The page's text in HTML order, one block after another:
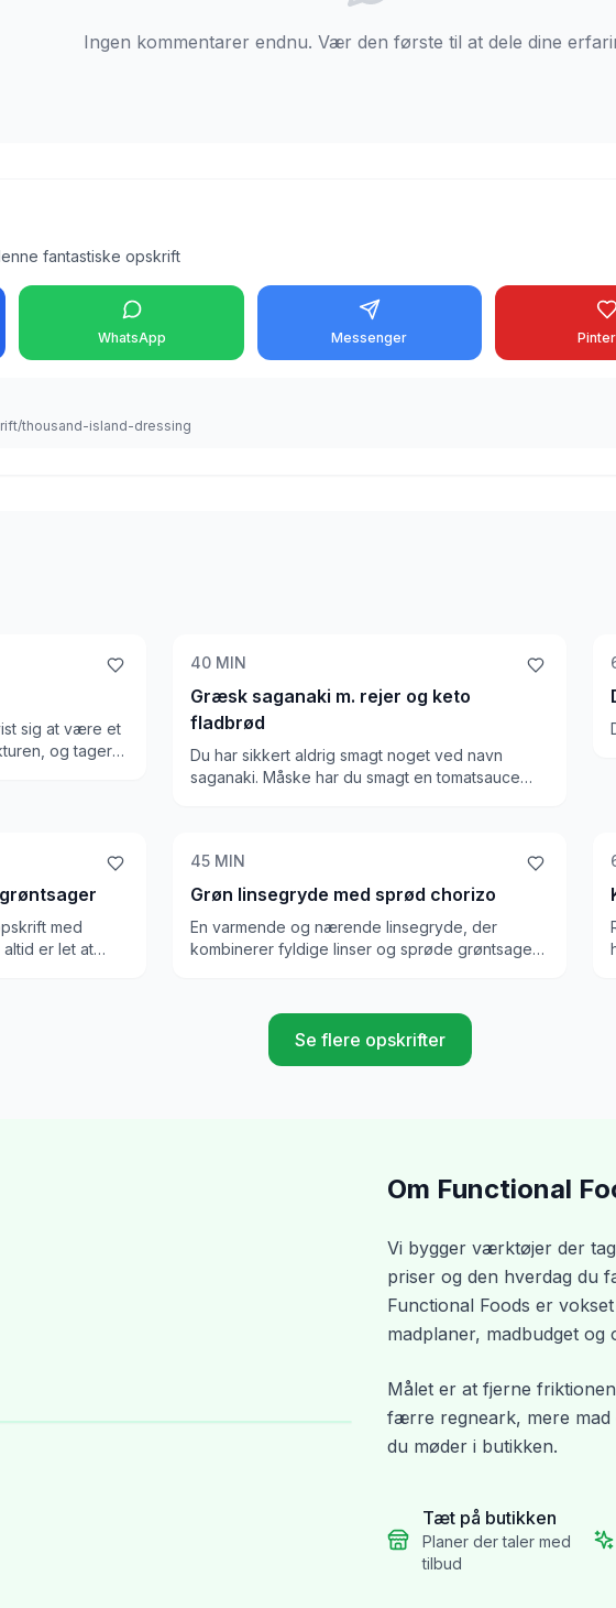
Ingen kommentarer endnu. Vær den første til at dele dine
fantastiske opskrift
WhatsApp Messenger
thousand-island-dressing
sig at være et
og tager
40 MIN
Græsk saganaki m. rejer og keto
fladbrød
Du har sikkert aldrig smagt noget ved navn
saganaki. Måske har du smagt en tomatsauce
fladbrød til, og bager det hele, så det bliver et
varmt og lækkert Keto måltid, der er yderst
velsmagende.
med
er let at
45 MIN
Grøn linsegryde med sprød chorizo
En varmende og nærende linsegryde, der
kombinerer fyldige linser og sprøde grøntsager
Se flere opskrifter
Om Functional
Vi bygger værktøjer der
priser og den hverdag du
Functional Foods er
madplaner, madbudget
Målet er at fjerne
færre regneark, mere mad
du møder i butikken.
Tæt på butikken
Planer der taler med
tilbud